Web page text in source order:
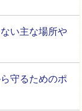
い主な場所や
守るためのポ